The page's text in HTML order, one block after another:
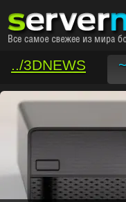
../3DNEWS
/VAR/CONTACT